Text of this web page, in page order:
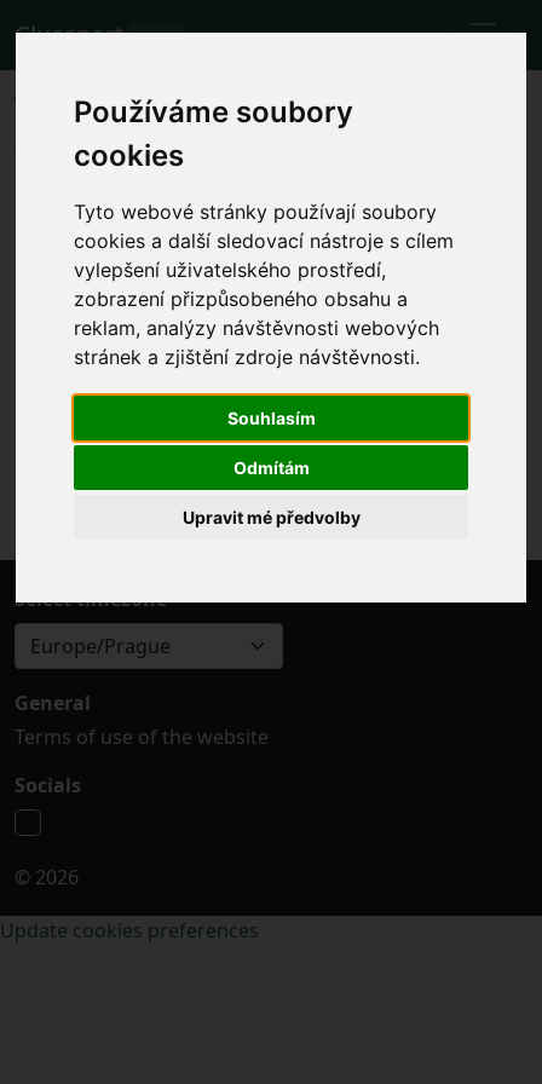
Používáme soubory
cookies
Tyto webové stránky používají soubory
cookies a další sledovací nástroje s cílem
vylepšení uživatelského prostředí,
zobrazení přizpůsobeného obsahu a
reklam, analýzy návštěvnosti webových
stránek a zjištění zdroje návštěvnosti.
Souhlasím
Odmítám
Upravit mé předvolby
Cluesport BETA
The best airfare and tickets for
the AFC Bournemouth vs
Liverpool FC football match.
Fixtures 13.1.2024 AFC Bournemouth - Liverpool FC
Show local match time
Sat 13.1.2024 16:00
Vitality Stadium, Bournemouth
(England)
Premier League
The event has already happened. However, you can
try another event.
Select timezone
Europe/Prague
General
Terms of use of the website
Socials
© 2026
Update cookies preferences